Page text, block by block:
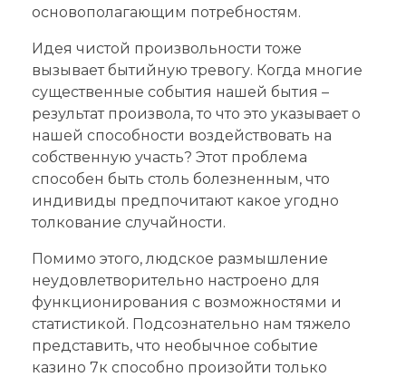
основополагающим потребностям.
Идея чистой произвольности тоже
вызывает бытийную тревогу. Когда многие
существенные события нашей бытия –
результат произвола, то что это указывает о
нашей способности воздействовать на
собственную участь? Этот проблема
способен быть столь болезненным, что
индивиды предпочитают какое угодно
толкование случайности.
Помимо этого, людское размышление
неудовлетворительно настроено для
функционирования с возможностями и
статистикой. Подсознательно нам тяжело
представить, что необычное событие
казино 7к способно произойти только